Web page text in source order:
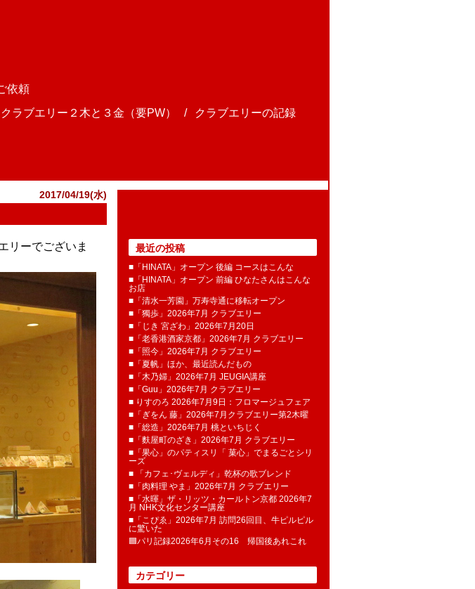
依頼
ラブエリー２木と３金（要PW）
クラブエリーの記録
2017/04/19(水)
リーでございま
最近の投稿
■「HINATA」オープン 後編 コースはこんな
■「HINATA」オープン 前編 ひなたさんはこんな
お店
■「清水一芳園」万寿寺通に移転オープン
■「獨歩」2026年7月 クラブエリー
■「じき 宮ざわ」2026年7月20日
■「老香港酒家京都」2026年7月 クラブエリー
■「照今」2026年7月 クラブエリー
■「夏帆」ほか、最近読んだもの
■「木乃婦」2026年7月 JEUGIA講座
■「Guu」2026年7月 クラブエリー
■ りすのろ 2026年7月9日：フロマージュフェア
■「ぎをん 藤」2026年7月クラブエリー第2木曜
■「総造」2026年7月 桃といちじく
■「麩屋町のざき」2026年7月 クラブエリー
■「果心」のパティスリ「 菓​心」でまるごとシリ
ーズ
■ 「カフェ･ヴェルディ」乾杯の歌ブレンド
■「肉料理 やま」2026年7月 クラブエリー
■「水暉」ザ・リッツ・カールトン京都 2026年7
月 NHK文化センター講座
■「こぴゑ」2026年7月 訪問26回目、牛ピルピル
に驚いた
🟦パリ記録2026年6月その16 帰国後あれこれ
カテゴリー